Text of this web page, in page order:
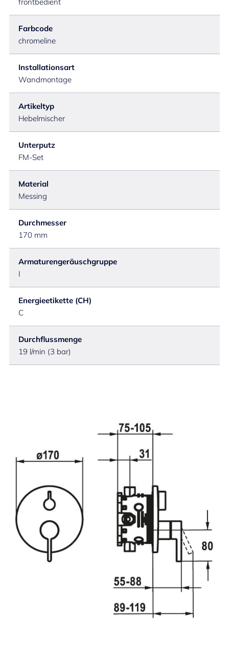
Farbcode
chromeline
Installationsart
Wandmontage
Artikeltyp
Hebelmischer
Unterputz
FM-Set
Material
Messing
Durchmesser
170 mm
Armaturengeräuschgruppe
I
Energieetikette (CH)
C
Durchflussmenge
19 l/min (3 bar)